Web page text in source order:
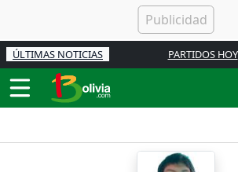
ÚLTIMAS NOTICIAS PARTIDOS HOY